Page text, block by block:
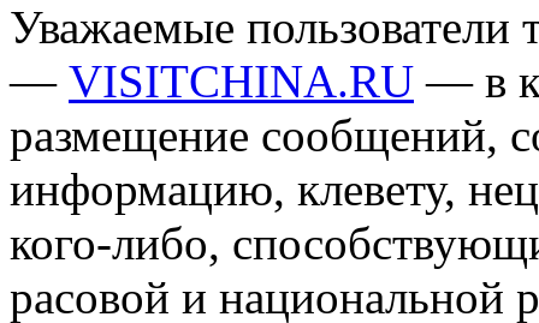
Уважаемые пользователи
— VISITCHINA.RU — в
размещение сообщений,
информацию, клевету,
кого-либо,
расовой и национальной